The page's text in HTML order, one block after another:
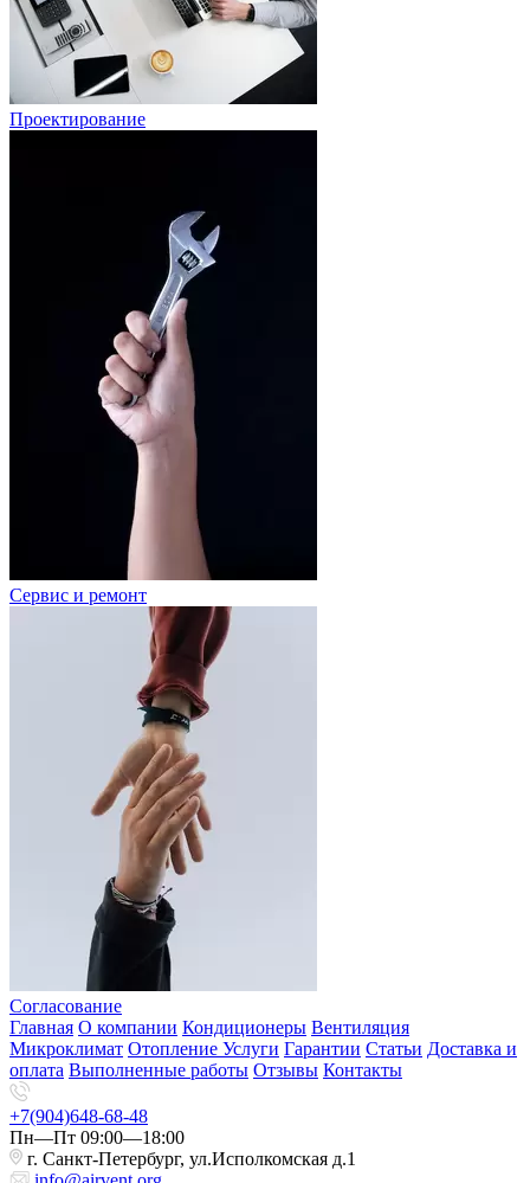
Проектирование
Сервис и ремонт
Согласование
Главная О компании Кондиционеры Вентиляция
Микроклимат Отопление Услуги Гарантии Статьи Доставка и
оплата Выполненные работы Отзывы Контакты
+7(904)648-68-48
Пн—Пт 09:00—18:00
г. Санкт-Петербург, ул.Исполкомская д.1